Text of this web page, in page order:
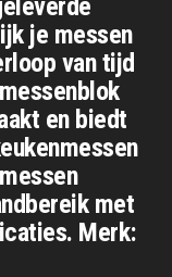
je messen
van tijd
en biedt
met
Merk: